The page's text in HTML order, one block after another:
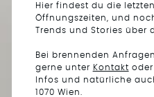
Hier findest du die
Öffnungszeiten, und
Trends und Stories über
Bei brennenden
gerne unter Kontakt
Infos und natürliche
1070 Wien.